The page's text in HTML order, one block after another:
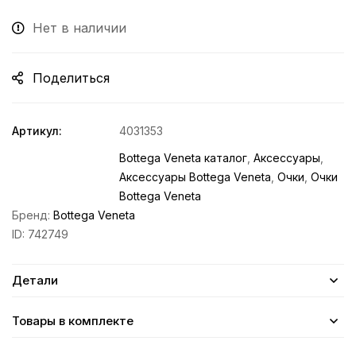
Нет в наличии
Поделиться
Артикул:
4031353
Bottega Veneta каталог Аксессуары
Аксессуары Bottega Veneta Очки Очки
Bottega Veneta
Бренд: Bottega Veneta
ID: 742749
Детали
Товары в комплекте